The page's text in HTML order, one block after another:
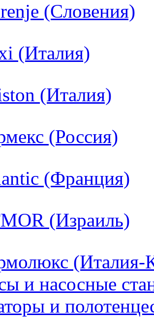
(Словения)
(Италия)
(Италия)
(Россия)
(Франция)
(Израиль)
(Италия-
и насосные
и